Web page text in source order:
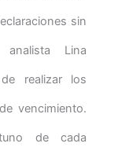
sin
Lina
realizar los
vencimiento.
de cada